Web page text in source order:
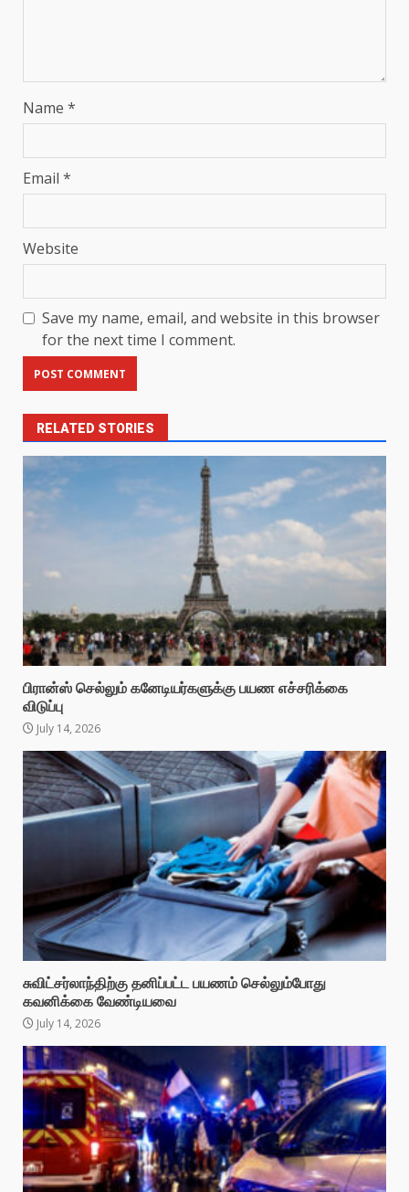
Name *
Email *
Website
Save my name, email, and website in this browser
for the next time I comment.
RELATED STORIES
பிரான்ஸ் செல்லும் கனேடியர்களுக்கு பயண எச்சரிக்கை
விடுப்பு
July 14, 2026
சுவிட்சர்லாந்திற்கு தனிப்பட்ட பயணம் செல்லும்போது
கவனிக்கை வேண்டியவை
July 14, 2026